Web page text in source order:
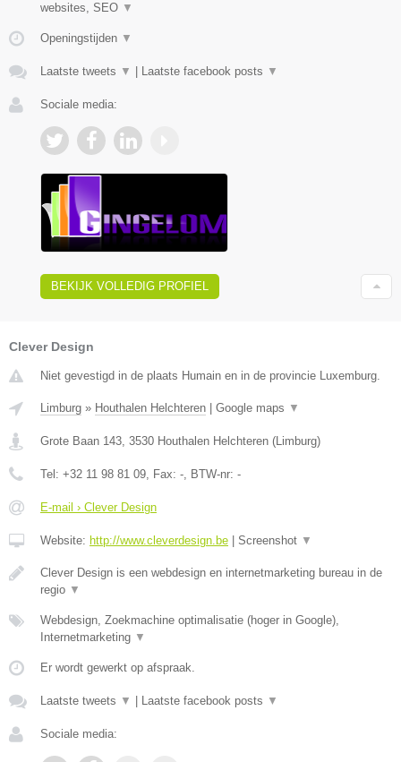
websites, SEO ▼
Openingstijden ▼
Laatste tweets ▼ Laatste facebook posts ▼
Sociale media:
BEKIJK VOLLEDIG PROFIEL
Clever Design
Niet gevestigd in de plaats Humain en in de provincie Luxemburg.
Limburg » Houthalen Helchteren | Google maps ▼
Grote Baan 143 3530 Houthalen Helchteren (Limburg)
Tel: +32 11 98 81 09 , Fax: - , BTW-nr: -
E-mail › Clever Design
Website: http://www.cleverdesign.be | Screenshot ▼
Clever Design is een webdesign en internetmarketing bureau in de
regio ▼
Webdesign, Zoekmachine optimalisatie (hoger in Google),
Internetmarketing ▼
Er wordt gewerkt op afspraak.
Laatste tweets ▼ | Laatste facebook posts ▼
Sociale media: